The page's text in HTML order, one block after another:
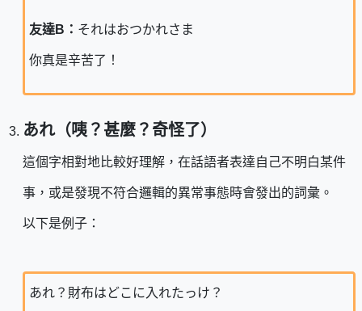
友達B： それはおつかれさま
你真是辛苦了！
あれ（咦？甚麼？奇怪了）
這個字相對地比較好理解，在話語者表達自己不明白某件
事，或是發現不符合邏輯的異常事態時會發出的詞彙。
以下是例子：
あれ？財布はどこに入れたっけ？